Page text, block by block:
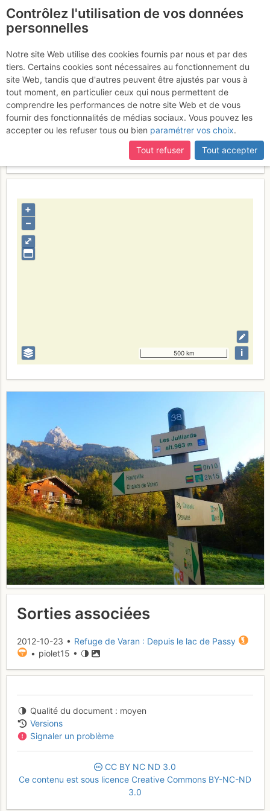
Ça par ici
Activités
Contributeur
piolet15
Type d'image (licence)
individuel (CC by-nc-nd)
1351006514_428715633.jpg
⤢
+
–
500 km i
Sorties associées
2012-10-23 • Refuge de Varan : Depuis le lac de Passy
• piolet15 •
Qualité du document
moyen
Versions
Signaler un problème
CC BY NC ND 3.0
Ce contenu est sous licence Creative Commons BY-NC-ND
3.0
Contrôlez l'utilisation de vos données
personnelles
Notre site Web utilise des cookies fournis par nous et par des
tiers. Certains cookies sont nécessaires au fonctionnement du
site Web, tandis que d'autres peuvent être ajustés par vous à
tout moment, en particulier ceux qui nous permettent de
comprendre les performances de notre site Web et de vous
fournir des fonctionnalités de médias sociaux. Vous pouvez les
accepter ou les refuser tous ou bien paramétrer vos choix.
Tout refuser
Tout accepter